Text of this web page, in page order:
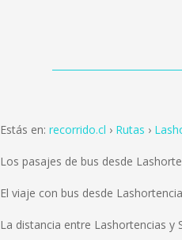
Estás en: recorrido.cl Rutas
Los pasajes de bus desde
El viaje con bus desde
La distancia entre Lashortencias y